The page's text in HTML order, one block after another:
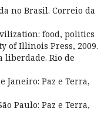
no Brasil. Correio da
food, politics
of Illinois Press, 2009.
liberdade. Rio de
Janeiro: Paz e Terra,
Paulo: Paz e Terra,